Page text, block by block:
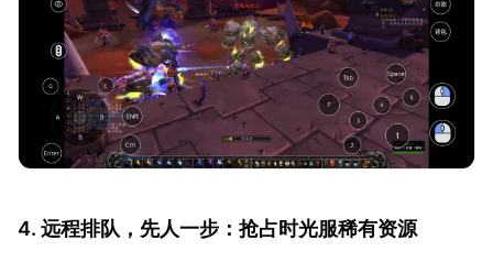
4. 远程排队，先人一步：抢占时光服稀有资源